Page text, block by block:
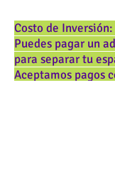
Costo de
Puedes pagar un
para separar tu
Aceptamos pagos